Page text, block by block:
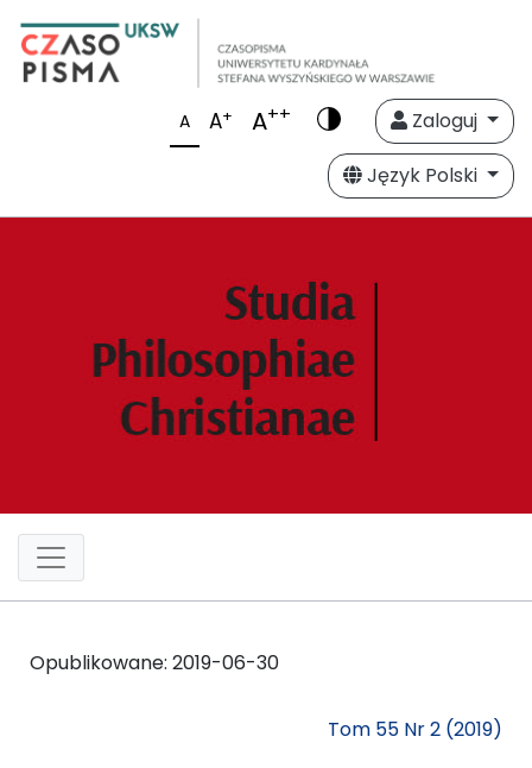
A A+ A++
Zaloguj
Język Polski
Opublikowane: 2019-06-30
Tom 55 Nr 2 (2019)